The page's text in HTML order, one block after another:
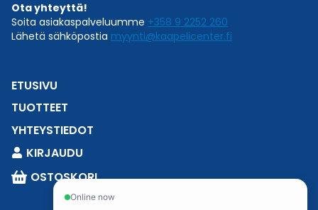
Ota yhteyttä!
Soita asiakaspalveluumme +358 9 2252 260
Lähetä sähköpostia myynti@kaapelicenter.fi
ETUSIVU
TUOTTEET
YHTEYSTIEDOT
KIRJAUDU
OSTOSKORI
Online now